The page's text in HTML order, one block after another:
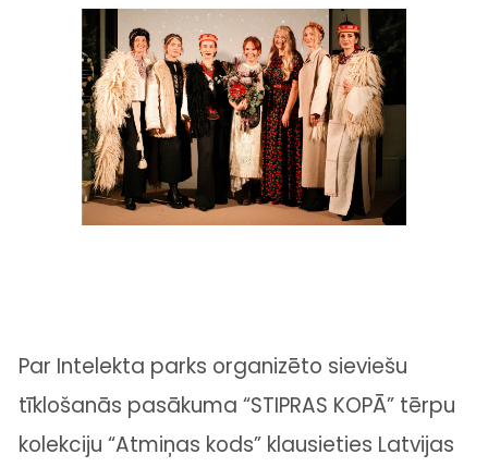
Par Intelekta parks organizēto sieviešu
tīklošanās pasākuma “STIPRAS KOPĀ” tērpu
kolekciju “Atmiņas kods” klausieties Latvijas